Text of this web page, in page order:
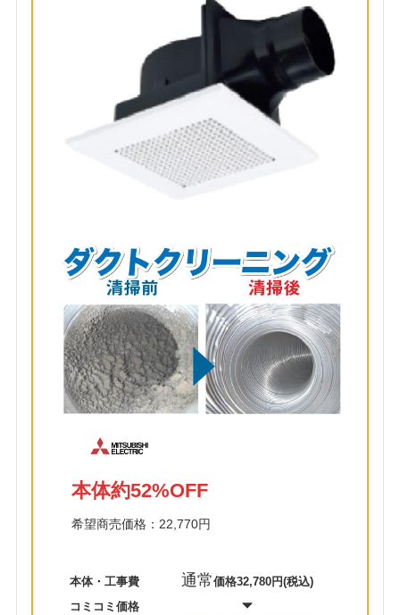
本体約52%OFF
希望商売価格：22,770円
本体・工事費
コミコミ価格
通常価格32,780円(税込)